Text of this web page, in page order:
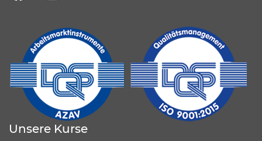
Unsere Kurse